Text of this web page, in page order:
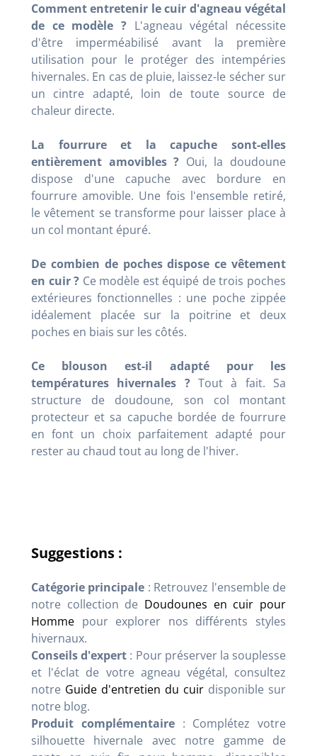
Comment entretenir le cuir d'agneau végétal
de ce modèle ? L'agneau végétal nécessite
d'être imperméabilisé avant la première
utilisation pour le protéger des intempéries
hivernales. En cas de pluie, laissez-le sécher sur
un cintre adapté, loin de toute source de
chaleur directe.
La fourrure et la capuche sont-elles
entièrement amovibles ? Oui, la doudoune
dispose d'une capuche avec bordure en
fourrure amovible. Une fois l'ensemble retiré,
le vêtement se transforme pour laisser place à
un col montant épuré.
De combien de poches dispose ce vêtement
en cuir ? Ce modèle est équipé de trois poches
extérieures fonctionnelles : une poche zippée
idéalement placée sur la poitrine et deux
poches en biais sur les côtés.
Ce blouson est-il adapté pour les
températures hivernales ?Tout à fait. Sa
structure de doudoune, son col montant
protecteur et sa capuche bordée de fourrure
en font un choix parfaitement adapté pour
rester au chaud tout au long de l'hiver.
Suggestions :
Catégorie principale : Retrouvez l'ensemble de
notre collection de Doudounes en cuir pour
Homme pour explorer nos différents styles
hivernaux.
Conseils d'expert : Pour préserver la souplesse
et l'éclat de votre agneau végétal, consultez
notre Guide d'entretien du cuir disponible sur
notre blog.
Produit complémentaire: Complétez votre
silhouette hivernale avec notre gamme de